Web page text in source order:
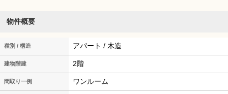
物件概要
種別 / 構造 アパート / 木造
建物階建 2階
間取り一例 ワンルーム